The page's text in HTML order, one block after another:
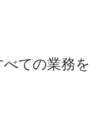
ての業務を